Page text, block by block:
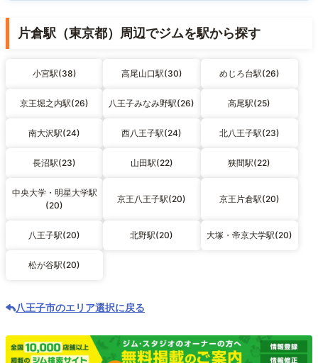
片倉駅（東京都）周辺でジムを駅から探す
小宮駅(38) 高尾山口駅(30) めじろ台駅(26)
京王堀之内駅(26) 八王子みなみ野駅(26) 高尾駅(25)
南大沢駅(24) 西八王子駅(24) 北八王子駅(23)
長沼駅(23) 山田駅(22) 狭間駅(22)
中央大学・明星大学駅
(20)
京王八王子駅(20) 京王片倉駅(20)
八王子駅(20) 北野駅(20) 大塚・帝京大学駅(20)
松が谷駅(20)
八王子市のエリア選択に戻る